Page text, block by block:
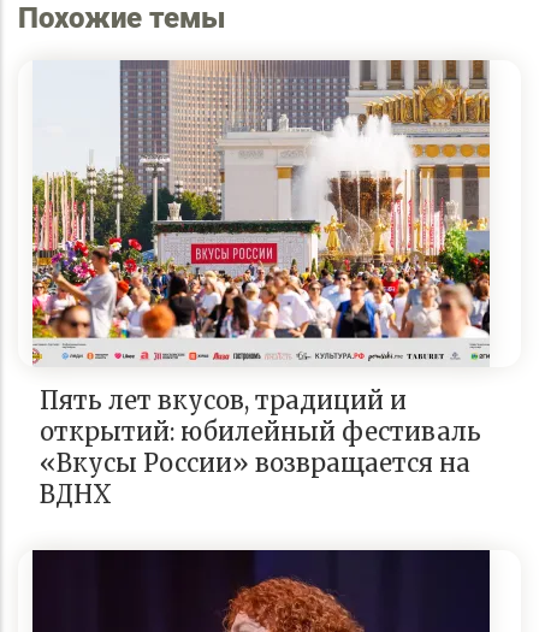
Похожие темы
Пять лет вкусов, традиций и
открытий: юбилейный фестиваль
«Вкусы России» возвращается на
ВДНХ